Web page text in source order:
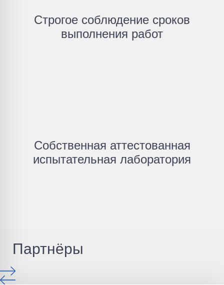
Строгое соблюдение сроков
выполнения работ
Собственная аттестованная
испытательная лаборатория
Партнёры